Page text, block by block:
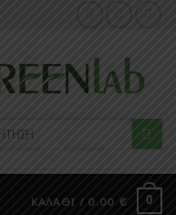
ΚΑΛΆΘΙ /0.00 € 0